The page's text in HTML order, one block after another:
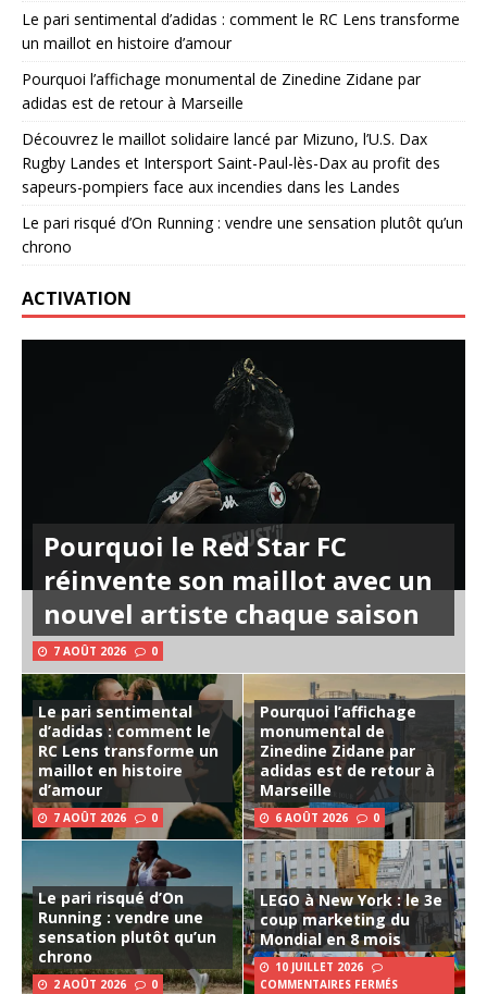
Le pari sentimental d’adidas : comment le RC Lens transforme
un maillot en histoire d’amour
Pourquoi l’affichage monumental de Zinedine Zidane par
adidas est de retour à Marseille
Découvrez le maillot solidaire lancé par Mizuno, l’U.S. Dax
Rugby Landes et Intersport Saint-Paul-lès-Dax au profit des
sapeurs-pompiers face aux incendies dans les Landes
Le pari risqué d’On Running : vendre une sensation plutôt qu’un
chrono
ACTIVATION
Pourquoi le Red Star FC
réinvente son maillot avec un
nouvel artiste chaque saison
7 AOÛT 2026 0
Le pari sentimental
d’adidas : comment le
RC Lens transforme un
maillot en histoire
d’amour
7 AOÛT 2026 0
Pourquoi l’affichage
monumental de
Zinedine Zidane par
adidas est de retour à
Marseille
6 AOÛT 2026 0
Le pari risqué d’On
Running : vendre une
sensation plutôt qu’un
chrono
2 AOÛT 2026 0
LEGO à New York : le 3e
coup marketing du
Mondial en 8 mois
10 JUILLET 2026
COMMENTAIRES FERMÉS